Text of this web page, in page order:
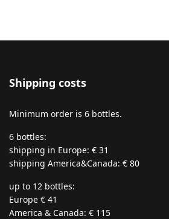
Shipping costs
Minimum order is 6 bottles.
6 bottles:
shipping in Europe: € 31
shipping America&Canada: € 80
up to 12 bottles:
Europe € 41
America & Canada: € 115